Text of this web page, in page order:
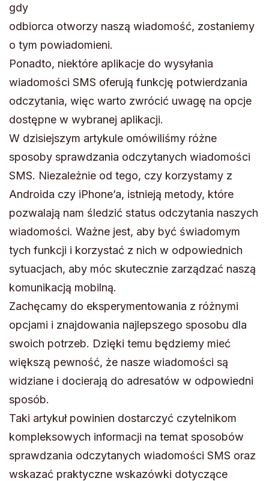
gdy
odbiorca otworzy naszą wiadomość, zostaniemy
o tym powiadomieni.
Ponadto, niektóre aplikacje do wysyłania
wiadomości SMS oferują funkcję potwierdzania
odczytania, więc warto zwrócić uwagę na opcje
dostępne w wybranej aplikacji.
W dzisiejszym artykule omówiliśmy różne
sposoby sprawdzania odczytanych wiadomości
SMS. Niezależnie od tego, czy korzystamy z
Androida czy iPhone’a, istnieją metody, które
pozwalają nam śledzić status odczytania naszych
wiadomości. Ważne jest, aby być świadomym
tych funkcji i korzystać z nich w odpowiednich
sytuacjach, aby móc skutecznie zarządzać naszą
komunikacją mobilną.
Zachęcamy do eksperymentowania z różnymi
opcjami i znajdowania najlepszego sposobu dla
swoich potrzeb. Dzięki temu będziemy mieć
większą pewność, że nasze wiadomości są
widziane i docierają do adresatów w odpowiedni
sposób.
Taki artykuł powinien dostarczyć czytelnikom
kompleksowych informacji na temat sposobów
sprawdzania odczytanych wiadomości SMS oraz
wskazać praktyczne wskazówki dotyczące